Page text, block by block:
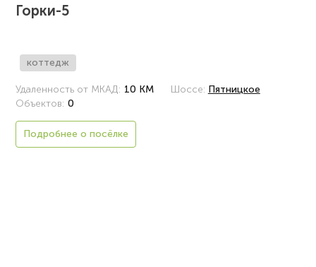
Горки-5
коттедж
Удаленность от МКАД: 10 КМ Шоссе: Пятницкое
Объектов: 0
Подробнее о посёлке